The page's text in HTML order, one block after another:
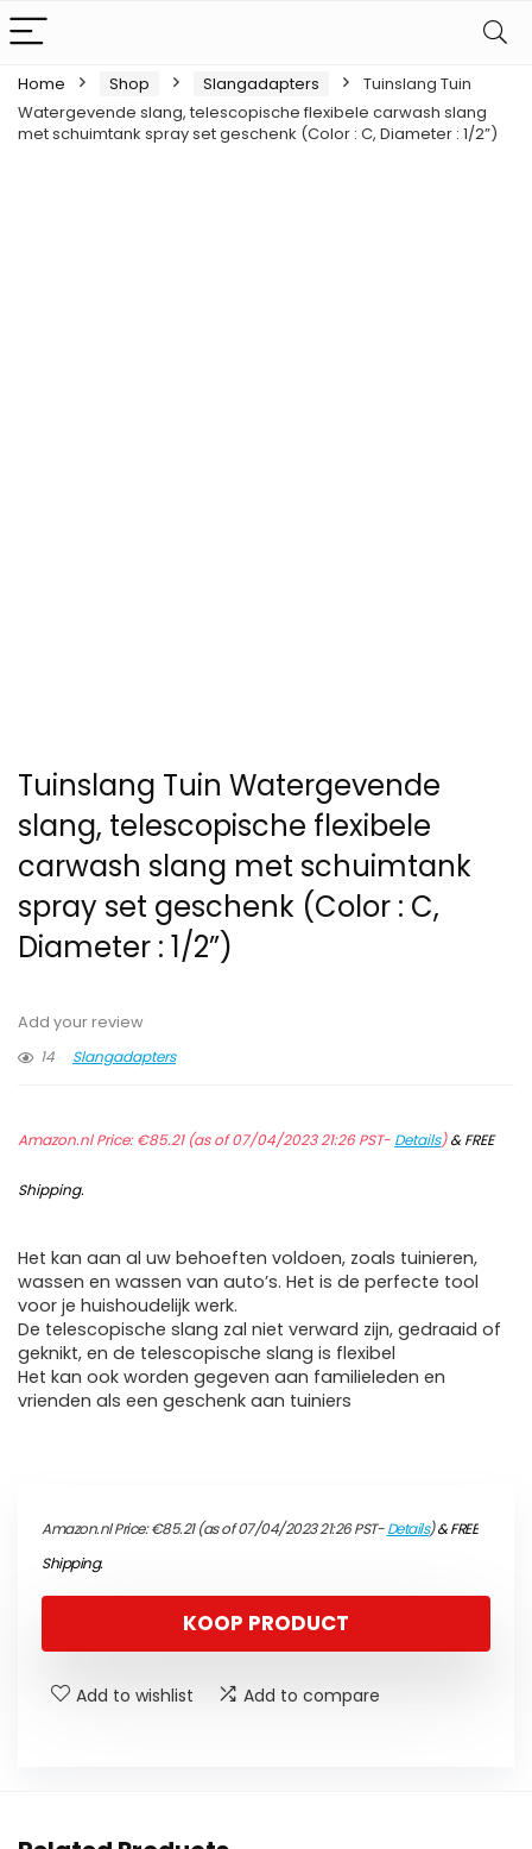
Home Shop Slangadapters
Tuinslang Tuin
Watergevende slang, telescopische flexibele carwash slang
met schuimtank spray set geschenk (Color : C, Diameter : 1/2”)
Tuinslang Tuin Watergevende
slang, telescopische flexibele
carwash slang met schuimtank
spray set geschenk (Color : C,
Diameter : 1/2”)
Add your review
14
Slangadapters
Amazon.nl Price:€85.21(as of 07/04/2023 21:26 PST- Details)&FREE
Shipping.
Het kan aan al uw behoeften voldoen, zoals tuinieren,
wassen en wassen van auto’s. Het is de perfecte tool
voor je huishoudelijk werk.
De telescopische slang zal niet verward zijn, gedraaid of
geknikt, en de telescopische slang is flexibel
Het kan ook worden gegeven aan familieleden en
vrienden als een geschenk aan tuiniers
Amazon.nl Price:€85.21(as of 07/04/2023 21:26 PST-Details)&FREE
Shipping.
KOOP PRODUCT
Add to wishlist Add to compare